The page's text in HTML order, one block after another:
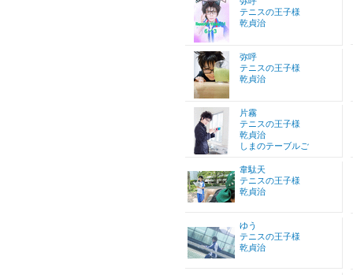
テニスの王子様
乾貞治
弥呼
テニスの王子様
乾貞治
片霧
テニスの王子様
乾貞治
しまのテーブルご
韋駄天
テニスの王子様
乾貞治
ゆう
テニスの王子様
乾貞治